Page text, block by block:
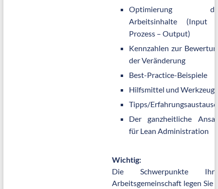
Optimierung
Arbeitsinhalte (Input
Prozess – Output)
Kennzahlen zur
der Veränderung
Best-Practice-Beispiele
Hilfsmittel und Werkzeuge
Tipps/
Der ganzheitliche
für Lean Administration
Wichtig:
Die Schwerpunkte
Arbeitsgemeinschaft legen Sie